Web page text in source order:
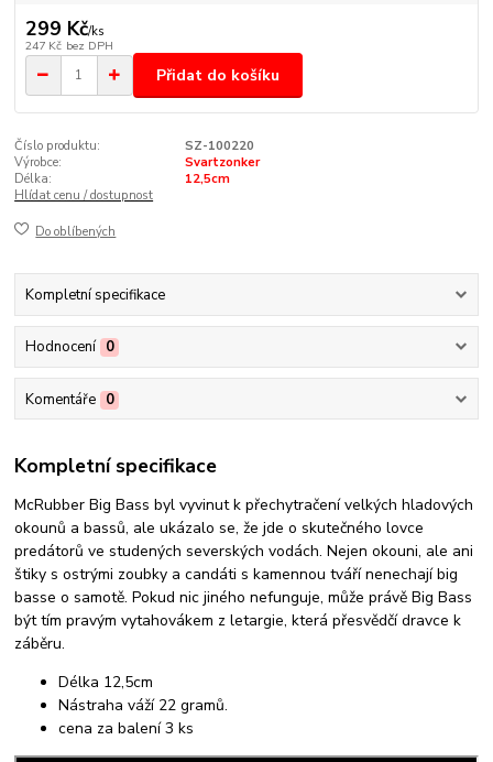
299 Kč/ks
247 Kč bez DPH
Přidat do košíku
Číslo produktu:
SZ-100220
Výrobce:
Svartzonker
Délka:
12,5cm
Hlídat cenu / dostupnost
Do oblíbených
Kompletní specifikace
Hodnocení 0
Komentáře 0
Kompletní specifikace
McRubber Big Bass byl vyvinut k přechytračení velkých hladových
okounů a bassů, ale ukázalo se, že jde o skutečného lovce
predátorů ve studených severských vodách. Nejen okouni, ale ani
štiky s ostrými zoubky a candáti s kamennou tváří nenechají big
basse o samotě. Pokud nic jiného nefunguje, může právě Big Bass
být tím pravým vytahovákem z letargie, která přesvědčí dravce k
záběru.
Délka 12,5cm
Nástraha váží 22 gramů.
cena za balení 3 ks